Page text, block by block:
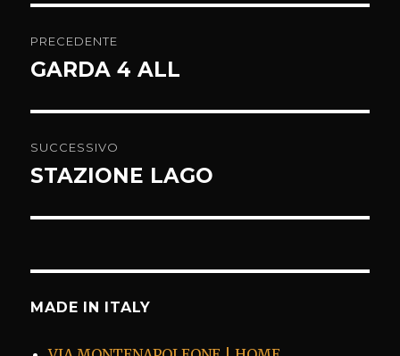
articoli
PRECEDENTE
Articolo
GARDA 4 ALL
SUCCESSIVO
Articolo
STAZIONE LAGO
MADE IN ITALY